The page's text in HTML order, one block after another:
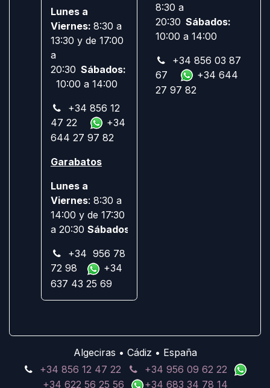
Lunes a
Viernes: 8:30 a
13:30 y de 17:00
a
20:30 Sábados:
10:00 a 14:00
+34 856 12
47 22
+34
644 27 97 82
Garabatos
Lunes a
Viernes: 8:30 a
14:00 y de 17:30
a 20:30 Sábados:
+34 956 78
72 98
+34
637 43 25 69
8:30 a
20:30 Sábados:
10:00 a 14:00
+34 856 03 87
67
+34 644
27 97 82
Algeciras • Cádiz • España
+34 856 12 47 22
+34 956 09 62 22
+34 622 56 25 56
+34 683 34 78 14